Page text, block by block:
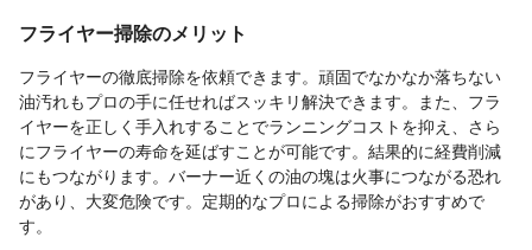
フライヤー掃除のメリット
フライヤーの徹底掃除を依頼できます。頑固でなかなか落ちない
油汚れもプロの手に任せればスッキリ解決できます。また、フラ
イヤーを正しく手入れすることでランニングコストを抑え、さら
にフライヤーの寿命を延ばすことが可能です。結果的に経費削減
にもつながります。バーナー近くの油の塊は火事につながる恐れ
があり、大変危険です。定期的なプロによる掃除がおすすめで
す。